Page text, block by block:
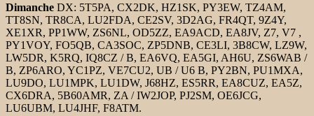
Dimanche DX: 5T5PA, CX2DK, HZ1SK, PY3EW, TZ4AM,
TT8SN, TR8CA, LU2FDA, CE2SV, 3D2AG, FR4QT, 9Z4Y,
XE1XR, PP1WW, ZS6NL, OD5ZZ, EA9ACD, EA8JV, Z7, V7 ,
PY1VOY, FO5QB, CA3SOC, ZP5DNB, CE3LI, 3B8CW, LZ9W,
LW5DR, K5RQ, IQ8CZ / B, EA6VQ, EA5GI, AH6U, ZS6WAB /
B, ZP6ARO, YC1PZ, VE7CU2, UB / U6 B, PY2BN, PU1MXA,
LU9DO, LU1MPK, LU1DW, J68HZ, ES5RR, EA8CUZ, EA5Z,
CX6DRA, 5B60AMR, ZA / IW2JOP, PJ2SM, OE6JCG,
LU6UBM, LU4JHF, F8ATM.